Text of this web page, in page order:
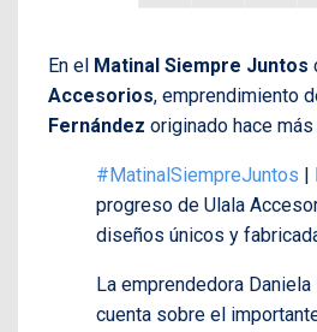
En el Matinal Siempre Juntos
Accesorios, emprendimiento
Fernández originado hace
#MatinalSiempreJuntos |
progreso de Ulala
diseños únicos y
La emprendedora
cuenta sobre el